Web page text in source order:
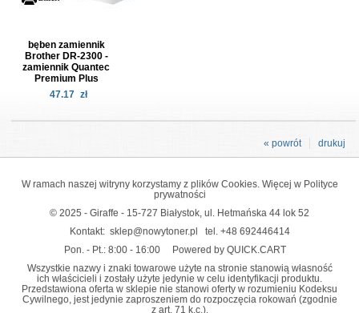
bęben zamiennik
Brother DR-2300 -
zamiennik Quantec
Premium Plus
47.17 zł
drukuj
« powrót
W ramach naszej witryny korzystamy z plików Cookies. Więcej w Polityce
prywatności
© 2025 - Giraffe - 15-727 Białystok, ul. Hetmańska 44 lok 52
Kontakt: sklep@nowytoner.pl tel. +48 692446414
Pon. - Pt.: 8:00 - 16:00
Powered by QUICK.CART
Wszystkie nazwy i znaki towarowe użyte na stronie stanowią własność
ich właścicieli i zostały użyte jedynie w celu identyfikacji produktu.
Przedstawiona oferta w sklepie nie stanowi oferty w rozumieniu Kodeksu
Cywilnego, jest jedynie zaproszeniem do rozpoczęcia rokowań (zgodnie
z art. 71 k.c.).